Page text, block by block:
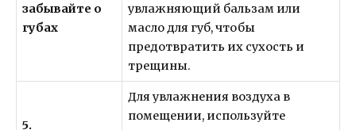
забывайте о
губах
увлажняющий бальзам или
масло для губ, чтобы
предотвратить их сухость и
трещины.
5.
Для увлажнения воздуха в
помещении, используйте